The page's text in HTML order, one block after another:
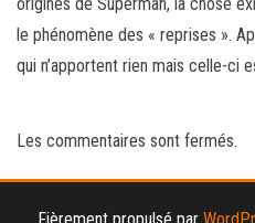
le phénomène des « reprises ».
qui n’apportent rien mais celle-ci
Les commentaires sont fermés.
Fièrement propulsé par